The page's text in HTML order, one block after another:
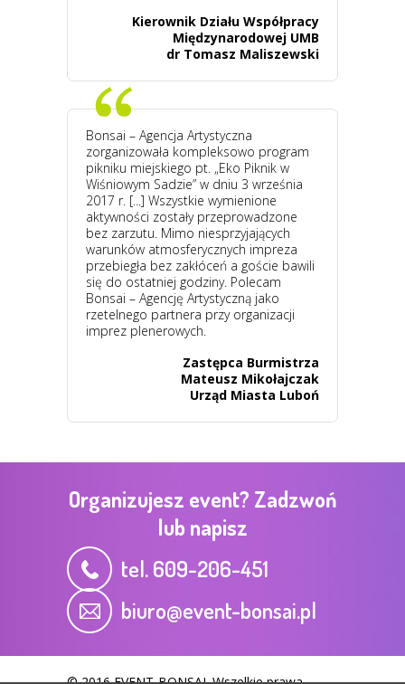
Kierownik Działu Współpracy
Międzynarodowej UMB
dr Tomasz Maliszewski
Bonsai – Agencja Artystyczna
zorganizowała kompleksowo program
pikniku miejskiego pt. „Eko Piknik w
Wiśniowym Sadzie” w dniu 3 września
2017 r. [...] Wszystkie wymienione
aktywności zostały przeprowadzone
bez zarzutu. Mimo niesprzyjających
warunków atmosferycznych impreza
przebiegła bez zakłóceń a goście bawili
się do ostatniej godziny. Polecam
Bonsai – Agencję Artystyczną jako
rzetelnego partnera przy organizacji
imprez plenerowych.
Zastępca Burmistrza
Mateusz Mikołajczak
Urząd Miasta Luboń
Organizujesz event? Zadzwoń
lub napisz
tel. 609-206-451
biuro@event-bonsai.pl